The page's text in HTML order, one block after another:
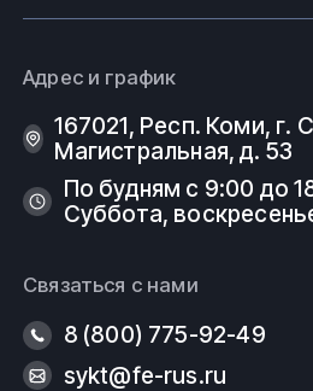
Адрес и график
167021, Респ. Коми, г.
Магистральная, д. 53
По будням с 9:00 до
Суббота,
Связаться с нами
8 (800) 775-92-49
sykt@fe-rus.ru